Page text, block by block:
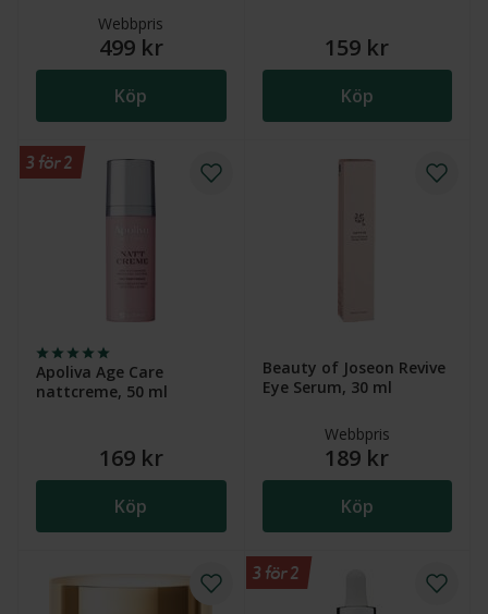
Webbpris
499 kr
Köp
159 kr
Köp
Apoliva Age Care
nattcreme, 50 ml
169 kr
Köp
3 för 2
Beauty of Joseon Revive
Eye Serum, 30 ml
Webbpris
189 kr
Köp
3 för 2